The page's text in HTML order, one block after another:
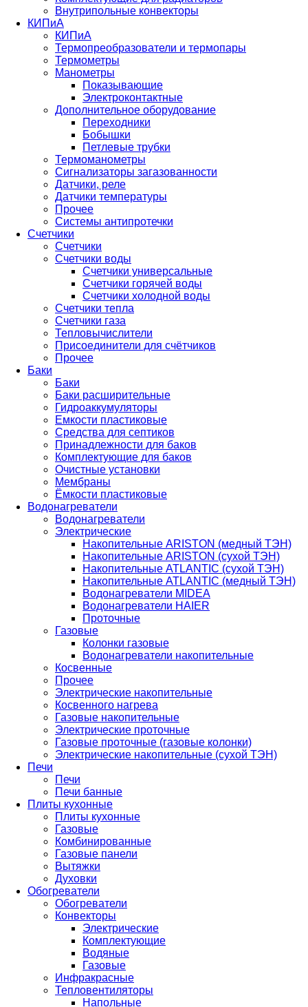
Внутрипольные конвекторы
КИПиА
КИПиА
Термопреобразователи и термопары
Термометры
Манометры
Показывающие
Электроконтактные
Дополнительное оборудование
Переходники
Бобышки
Петлевые трубки
Термоманометры
Сигнализаторы загазованности
Датчики, реле
Датчики температуры
Прочее
Системы антипротечки
Счетчики
Счетчики
Счетчики воды
Счетчики универсальные
Счетчики горячей воды
Счетчики холодной воды
Счетчики тепла
Счетчики газа
Тепловычислители
Присоединители для счётчиков
Прочее
Баки
Баки
Баки расширительные
Гидроаккумуляторы
Емкости пластиковые
Средства для септиков
Принадлежности для баков
Комплектующие для баков
Очистные установки
Мембраны
Ёмкости пластиковые
Водонагреватели
Водонагреватели
Электрические
Накопительные ARISTON (медный ТЭН)
Накопительные ARISTON (сухой ТЭН)
Накопительные ATLANTIC (сухой ТЭН)
Накопительные ATLANTIC (медный ТЭН)
Водонагреватели MIDEA
Водонагреватели HAIER
Проточные
Газовые
Колонки газовые
Водонагреватели накопительные
Косвенные
Прочее
Электрические накопительные
Косвенного нагрева
Газовые накопительные
Электрические проточные
Газовые проточные (газовые колонки)
Электрические накопительные (сухой ТЭН)
Печи
Печи
Печи банные
Плиты кухонные
Плиты кухонные
Газовые
Комбинированные
Газовые панели
Вытяжки
Духовки
Обогреватели
Обогреватели
Конвекторы
Электрические
Комплектующие
Водяные
Газовые
Инфракрасные
Тепловентиляторы
Напольные